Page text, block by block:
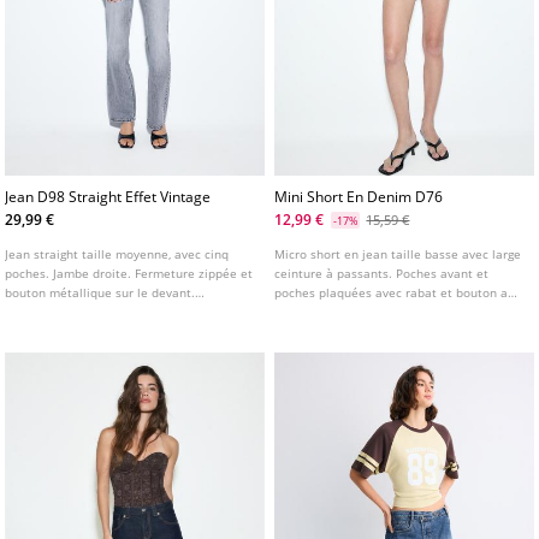
Jean D98 Straight Effet Vintage
29,99 €
Jean straight taille moyenne, avec cinq
poches. Jambe droite. Fermeture zippée et
bouton métallique sur le devant.
Mini Short En Denim D76
12,99 €
-17% 15,59 €
Micro short en jean taille basse avec large
ceinture à passants. Poches avant et
poches plaquées avec rabat et bouton au
Disponible en plusieurs couleurs.